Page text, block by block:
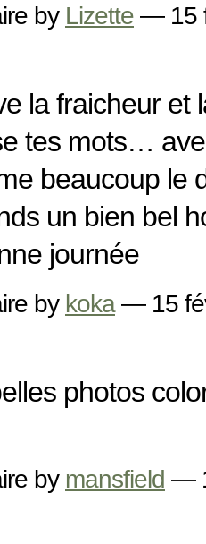
by Lizette — 15
la fraicheur et
tes mots…
beaucoup le
un bien bel
journée
by koka— 15
photos
by mansfield —